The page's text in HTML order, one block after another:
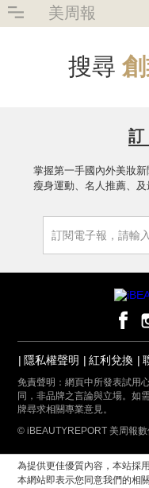
美周報
搜尋
訂
掌握第一手國內外美妝新
瘦身運動、名人推薦、
隱私權聲明 紅利兌換
免責聲明：網頁中所發表試用
同，非品牌之言論與立場。如
牌尋求相關專業意見。
© iBEAUTYREPORT 美周報
為提供更佳優質內容，本站採
本網站即表示您同意我們的相